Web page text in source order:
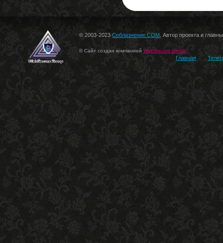
© 2003-2023 Соблазнение.COM . Автор проекта и
© Сайт создан компанией WebSecure Group
Главная